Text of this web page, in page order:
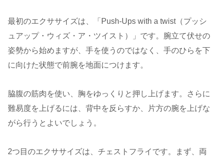
最初のエクササイズは、「Push-Ups with a twist（プッシ
ュアップ・ウィズ・ア・ツイスト）」です。腕立て伏せの
姿勢から始めますが、手を使うのではなく、手のひらを下
に向けた状態で前腕を地面につけます。
脇腹の筋肉を使い、胸をゆっくりと押し上げます。さらに
難易度を上げるには、背中を反らすか、片方の腕を上げな
がら行うとよいでしょう。
2つ目のエクササイズは、チェストフライです。まず、両